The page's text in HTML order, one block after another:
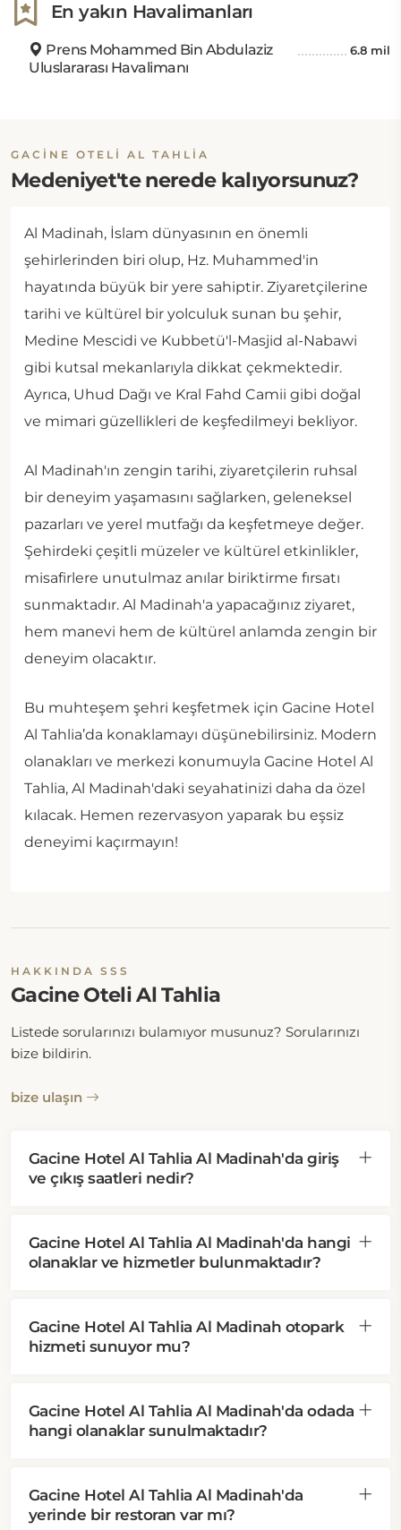
En yakın Havalimanları
Prens Mohammed Bin Abdulaziz
Uluslararası Havalimanı
6.8 mil
GACINE OTELI AL TAHLIA
Medeniyet'te nerede kalıyorsunuz?
Al Madinah, İslam dünyasının en önemli
şehirlerinden biri olup, Hz. Muhammed'in
hayatında büyük bir yere sahiptir. Ziyaretçilerine
tarihi ve kültürel bir yolculuk sunan bu şehir,
Medine Mescidi ve Kubbetü'l-Masjid al-Nabawi
gibi kutsal mekanlarıyla dikkat çekmektedir.
Ayrıca, Uhud Dağı ve Kral Fahd Camii gibi doğal
ve mimari güzellikleri de keşfedilmeyi bekliyor.
Al Madinah'ın zengin tarihi, ziyaretçilerin ruhsal
bir deneyim yaşamasını sağlarken, geleneksel
pazarları ve yerel mutfağı da keşfetmeye değer.
Şehirdeki çeşitli müzeler ve kültürel etkinlikler,
misafirlere unutulmaz anılar biriktirme fırsatı
sunmaktadır. Al Madinah'a yapacağınız ziyaret,
hem manevi hem de kültürel anlamda zengin bir
deneyim olacaktır.
Bu muhteşem şehri keşfetmek için Gacine Hotel
Al Tahlia’da konaklamayı düşünebilirsiniz. Modern
olanakları ve merkezi konumuyla Gacine Hotel Al
Tahlia, Al Madinah'daki seyahatinizi daha da özel
kılacak. Hemen rezervasyon yaparak bu eşsiz
deneyimi kaçırmayın!
HAKKINDA SSS
Gacine Oteli Al Tahlia
Listede sorularınızı bulamıyor musunuz? Sorularınızı
bize bildirin.
bize ulaşın
Gacine Hotel Al Tahlia Al Madinah'da giriş
ve çıkış saatleri nedir?
Gacine Hotel Al Tahlia Al Madinah'da hangi
olanaklar ve hizmetler bulunmaktadır?
Gacine Hotel Al Tahlia Al Madinah otopark
hizmeti sunuyor mu?
Gacine Hotel Al Tahlia Al Madinah'da odada
hangi olanaklar sunulmaktadır?
Gacine Hotel Al Tahlia Al Madinah'da
yerinde bir restoran var mı?